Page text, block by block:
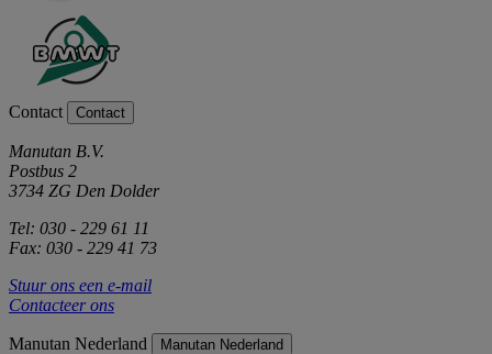
Contact Contact
Manutan B.V.
Postbus 2
3734 ZG Den Dolder
Tel: 030 - 229 61 11
Fax: 030 - 229 41 73
Stuur ons een e-mail
Contacteer ons
Manutan Nederland Manutan Nederland